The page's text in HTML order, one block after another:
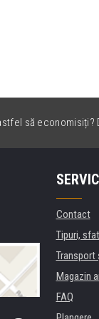
să
Contact
Tipuri,
Transport
Magazin
FAQ